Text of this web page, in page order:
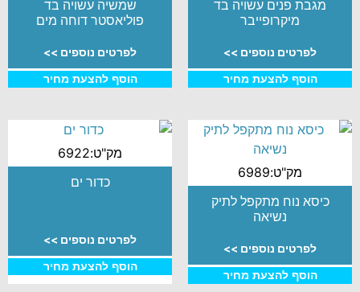
מגבת פנים עשויה בד
מיקרופייבר
לפרטים נוספים >>
הוסף להצעת מחיר
שמשיה עשויה בד
פוליאסטר דוחה מים
לפרטים נוספים >>
הוסף להצעת מחיר
מק"ט:6989
כיסא נוח מתקפל לתיק
נשיאה
לפרטים נוספים >>
הוסף להצעת מחיר
מק"ט:6922
כדור ים
לפרטים נוספים >>
הוסף להצעת מחיר